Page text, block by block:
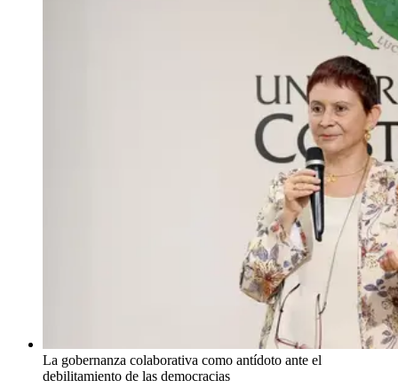
La gobernanza colaborativa como antídoto ante el
debilitamiento de las democracias